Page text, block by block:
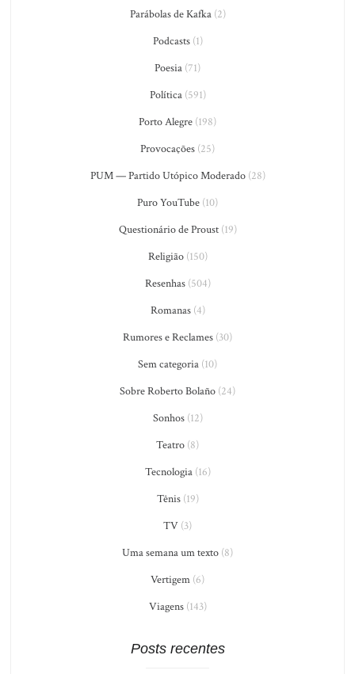
Parábolas de Kafka(2)
Podcasts(1)
Poesia (71)
Política(591)
Porto Alegre (198)
Provocações (25)
PUM — Partido Utópico Moderado(28)
Puro YouTube (10)
Questionário de Proust(19)
Religião(150)
Resenhas(504)
Romanas(4)
Rumores e Reclames (30)
Sem categoria (10)
Sobre Roberto Bolaño (24)
Sonhos(12)
Teatro (8)
Tecnologia(16)
Tênis(19)
TV (3)
Uma semana um texto (8)
Vertigem (6)
Viagens(143)
Posts recentes